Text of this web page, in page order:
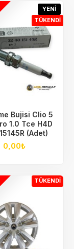
YENI
TÜKENDI
Bujisi Clio 5
1.0 Tce H4D
(Adet)
0,00₺
TÜKENDI